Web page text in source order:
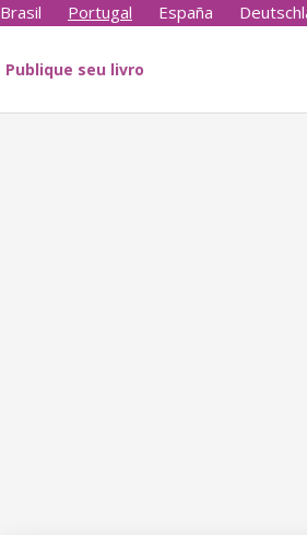
Brasil Portugal España
Publique seu livro